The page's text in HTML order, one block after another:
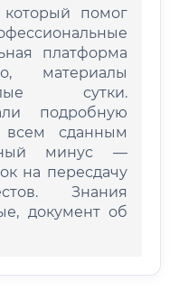
который помог
платформа
материалы
сутки.
подробную
сданным
минус —
на пересдачу
Знания
документ об